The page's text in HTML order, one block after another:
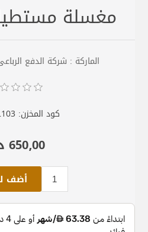
مغسلة
الماركة : شركة الدفع
كود المخزن:
650٫00 د.إ.‏
أضف